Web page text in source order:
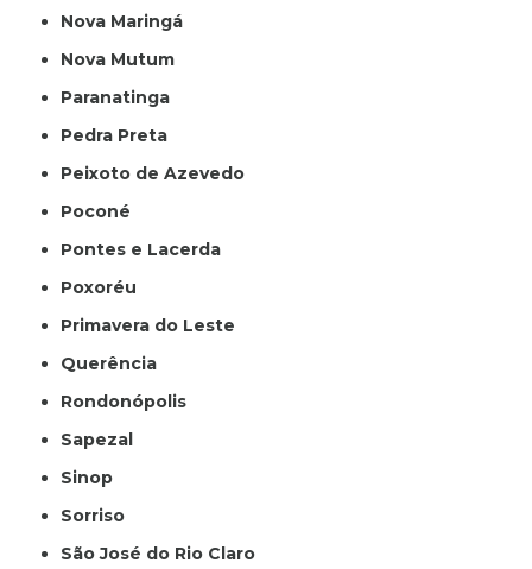
Nova Maringá
Nova Mutum
Paranatinga
Pedra Preta
Peixoto de Azevedo
Poconé
Pontes e Lacerda
Poxoréu
Primavera do Leste
Querência
Rondonópolis
Sapezal
Sinop
Sorriso
São José do Rio Claro